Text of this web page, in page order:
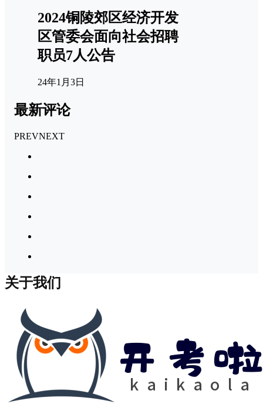
2024铜陵郊区经济开发
区管委会面向社会招聘
职员7人公告
24年1月3日
最新评论
PREVNEXT
关于我们